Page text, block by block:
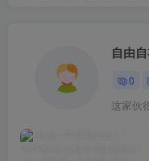
自由
0
这家伙